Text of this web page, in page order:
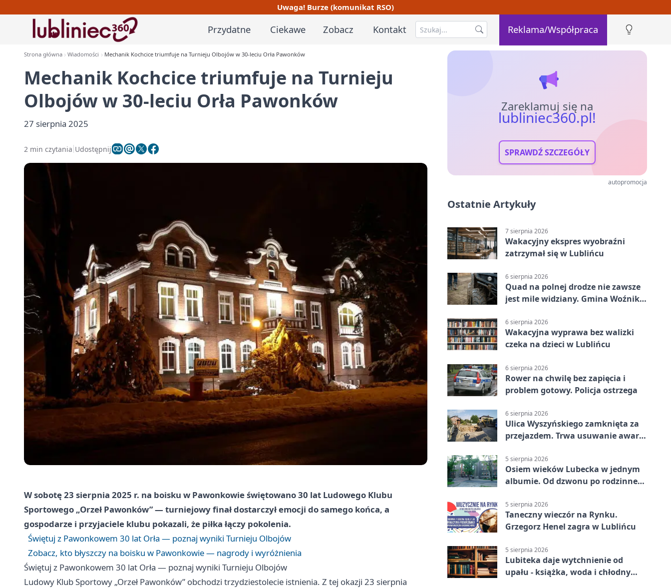
Uwaga! Burze (komunikat RSO)
Przydatne Ciekawe Zobacz Kontakt Reklama/Współpraca
Strona główna Wiadomości Mechanik Kochcice triumfuje na Turnieju Olbojów w 30-leciu Orła Pawonków
Mechanik Kochcice triumfuje na Turnieju
Olbojów w 30-leciu Orła Pawonków
27 sierpnia 2025
2 min czytania Udostępnij
W sobotę 23 sierpnia 2025 r. na boisku w Pawonkowie świętowano 30 lat Ludowego Klubu
Sportowego „Orzeł Pawonków” — turniejowy finał dostarczył emocji do samego końca, a
gospodarze i przyjaciele klubu pokazali, że piłka łączy pokolenia.
Świętuj z Pawonkowem 30 lat Orła — poznaj wyniki Turnieju Olbojów
Zobacz, kto błyszczy na boisku w Pawonkowie — nagrody i wyróżnienia
Świętuj z Pawonkowem 30 lat Orła — poznaj wyniki Turnieju Olbojów
Ludowy Klub Sportowy „Orzeł Pawonków” obchodzi trzydziestolecie istnienia. Z tej okazji 23 sierpnia
Zareklamuj się na
lubliniec360.pl!
SPRAWDŹ SZCZEGÓŁY
autopromocja
Ostatnie Artykuły
7 sierpnia 2026
Wakacyjny ekspres wyobraźni
zatrzymał się w Lublińcu
6 sierpnia 2026
Quad na polnej drodze nie zawsze
jest mile widziany. Gmina Woźniki
6 sierpnia 2026
Wakacyjna wyprawa bez walizki
czeka na dzieci w Lublińcu
6 sierpnia 2026
Rower na chwilę bez zapięcia i
problem gotowy. Policja ostrzega
6 sierpnia 2026
Ulica Wyszyńskiego zamknięta za
przejazdem. Trwa usuwanie awarii
5 sierpnia 2026
Osiem wieków Lubecka w jednym
albumie. Od dzwonu po rodzinne
5 sierpnia 2026
Taneczny wieczór na Rynku.
Grzegorz Henel zagra w Lublińcu
5 sierpnia 2026
Lubiteka daje wytchnienie od
upału - książka, woda i chłodny